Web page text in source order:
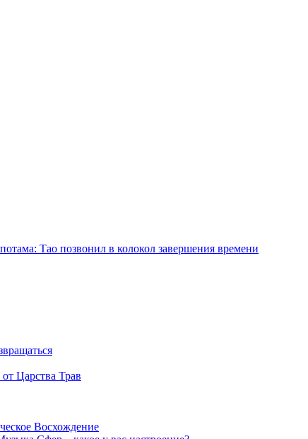
Тао позвонил в колокол завершения времени
Царства Трав
Восхождение